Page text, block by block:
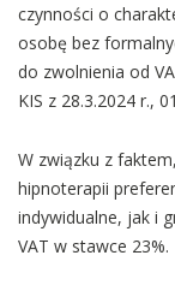
czynności o
osobę bez
do zwolnienia od
KIS z 28.3.2024 r.,
W związku z
hipnoterapii
indywidualne, jak i
VAT w stawce 23%.